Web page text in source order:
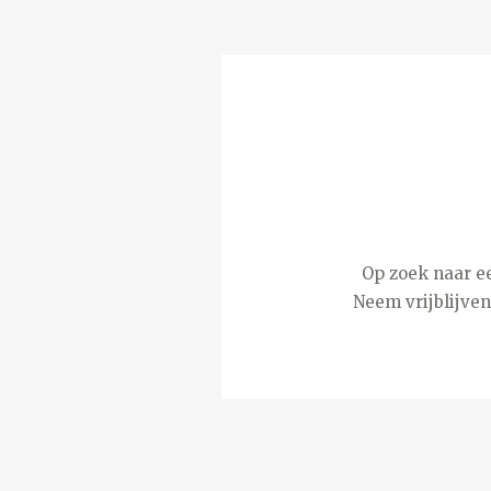
Op zoek naar
Neem